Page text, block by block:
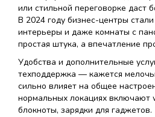
или стильной переговорке даст
В 2024 году бизнес-центры
интерьеры и даже комнаты с
простая штука, а впечатление
Удобства и дополнительные
техподдержка — кажется
сильно влияет на общее
нормальных локациях включают
блокноты, зарядки для гаджетов.